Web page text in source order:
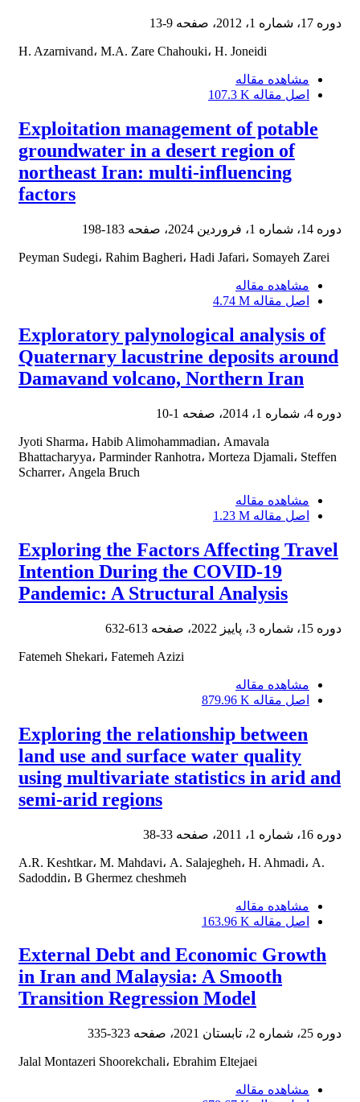
دوره 17، شماره 1، 2012، صفحه 9-13
H. Azarnivand، M.A. Zare Chahouki، H. Joneidi
مشاهده مقاله
اصل مقاله 107.3 K
Exploitation management of potable
groundwater in a desert region of
northeast Iran: multi-influencing
factors
دوره 14، شماره 1، فروردین 2024، صفحه 183-198
Peyman Sudegi، Rahim Bagheri، Hadi Jafari، Somayeh Zarei
مشاهده مقاله
اصل مقاله 4.74 M
Exploratory palynological analysis of
Quaternary lacustrine deposits around
Damavand volcano, Northern Iran
دوره 4، شماره 1، 2014، صفحه 1-10
Jyoti Sharma، Habib Alimohammadian، Amavala
Bhattacharyya، Parminder Ranhotra، Morteza Djamali، Steffen
Scharrer، Angela Bruch
مشاهده مقاله
اصل مقاله 1.23 M
Exploring the Factors Affecting Travel
Intention During the COVID-19
Pandemic: A Structural Analysis
دوره 15، شماره 3، پاییز 2022، صفحه 613-632
Fatemeh Shekari، Fatemeh Azizi
مشاهده مقاله
اصل مقاله 879.96 K
Exploring the relationship between
land use and surface water quality
using multivariate statistics in arid and
semi-arid regions
دوره 16، شماره 1، 2011، صفحه 33-38
A.R. Keshtkar، M. Mahdavi، A. Salajegheh، H. Ahmadi، A.
Sadoddin، B Ghermez cheshmeh
مشاهده مقاله
اصل مقاله 163.96 K
External Debt and Economic Growth
in Iran and Malaysia: A Smooth
Transition Regression Model
دوره 25، شماره 2، تابستان 2021، صفحه 323-335
Jalal Montazeri Shoorekchali، Ebrahim Eltejaei
مشاهده مقاله